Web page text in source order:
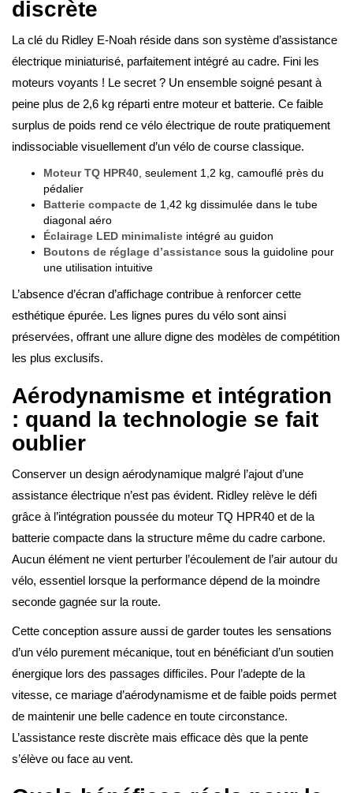
discrète
La clé du Ridley E-Noah réside dans son système d’assistance
électrique miniaturisé, parfaitement intégré au cadre. Fini les
moteurs voyants ! Le secret ? Un ensemble soigné pesant à
peine plus de 2,6 kg réparti entre moteur et batterie. Ce faible
surplus de poids rend ce vélo électrique de route pratiquement
indissociable visuellement d’un vélo de course classique.
Moteur TQ HPR40 , seulement 1,2 kg, camouflé près du
pédalier
Batterie compacte de 1,42 kg dissimulée dans le tube
diagonal aéro
Éclairage LED minimaliste intégré au guidon
Boutons de réglage d’assistance sous la guidoline pour
une utilisation intuitive
L’absence d’écran d’affichage contribue à renforcer cette
esthétique épurée. Les lignes pures du vélo sont ainsi
préservées, offrant une allure digne des modèles de compétition
les plus exclusifs.
Aérodynamisme et intégration
: quand la technologie se fait
oublier
Conserver un design aérodynamique malgré l’ajout d’une
assistance électrique n’est pas évident. Ridley relève le défi
grâce à l’intégration poussée du moteur TQ HPR40 et de la
batterie compacte dans la structure même du cadre carbone.
Aucun élément ne vient perturber l’écoulement de l’air autour du
vélo, essentiel lorsque la performance dépend de la moindre
seconde gagnée sur la route.
Cette conception assure aussi de garder toutes les sensations
d’un vélo purement mécanique, tout en bénéficiant d’un soutien
énergique lors des passages difficiles. Pour l’adepte de la
vitesse, ce mariage d’aérodynamisme et de faible poids permet
de maintenir une belle cadence en toute circonstance.
L’assistance reste discrète mais efficace dès que la pente
s’élève ou face au vent.